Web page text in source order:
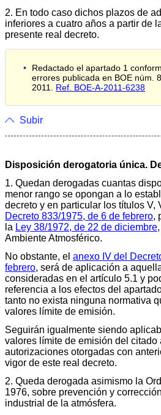
2. En todo caso dichos plazos de
inferiores a cuatro años a partir de
presente real decreto.
Redactado el apartado 1
errores publicada en BOE núm.
2011. Ref. BOE-A-2011-6238
Subir
Disposición derogatoria única.
1. Quedan derogadas cuantas
menor rango se opongan a lo
decreto y en particular los títulos V,
Decreto 833/1975, de 6 de febrero,
la Ley 38/1972, de 22 de diciembre
Ambiente Atmosférico.
No obstante, el anexo IV del
febrero, será de aplicación a
consideradas en el artículo 5.1 y
referencia a los efectos del
tanto no exista ninguna normativa
valores límite de emisión.
Seguirán igualmente siendo
valores límite de emisión del citado
autorizaciones otorgadas con
vigor de este real decreto.
2. Queda derogada asimismo la
1976, sobre prevención y
industrial de la atmósfera.